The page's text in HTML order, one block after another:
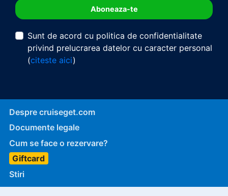
Sunt de acord cu politica de confidentialitate
privind prelucrarea datelor cu caracter personal
(citeste aici)
Despre cruiseget.com
Documente legale
Cum se face o rezervare?
Giftcard
Stiri